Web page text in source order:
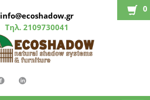
info@ecoshadow.gr
Τηλ. 2109730041
0